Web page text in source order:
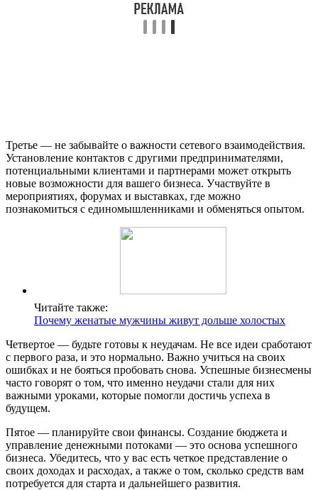
Третье — не забывайте о важности сетевого взаимодействия.
Установление контактов с другими предпринимателями,
потенциальными клиентами и партнерами может открыть
новые возможности для вашего бизнеса. Участвуйте в
мероприятиях, форумах и выставках, где можно
познакомиться с единомышленниками и обменяться опытом.
Читайте также:
Почему женатые мужчины живут дольше холостых
Четвертое — будьте готовы к неудачам. Не все идеи сработают
с первого раза, и это нормально. Важно учиться на своих
ошибках и не бояться пробовать снова. Успешные бизнесмены
часто говорят о том, что именно неудачи стали для них
важными уроками, которые помогли достичь успеха в
будущем.
Пятое — планируйте свои финансы. Создание бюджета и
управление денежными потоками — это основа успешного
бизнеса. Убедитесь, что у вас есть четкое представление о
своих доходах и расходах, а также о том, сколько средств вам
потребуется для старта и дальнейшего развития.